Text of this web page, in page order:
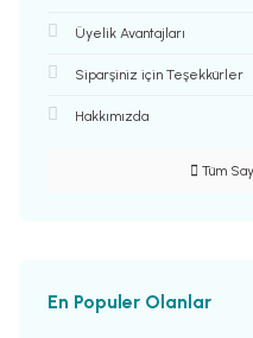
Üyelik Avantajları
Siparşiniz için Teşekkürler
Hakkımızda
Tüm
En Populer Olanlar